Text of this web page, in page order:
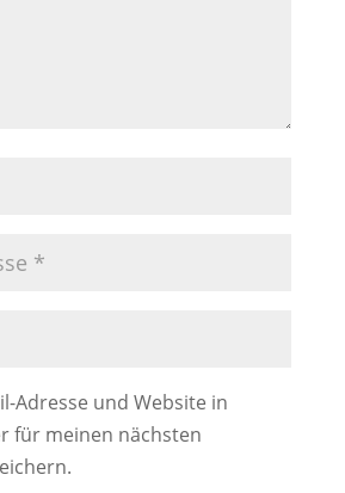
Adresse und Website in
für meinen nächsten